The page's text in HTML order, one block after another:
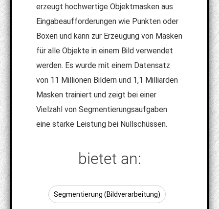
erzeugt hochwertige Objektmasken aus
Eingabeaufforderungen wie Punkten oder
Boxen und kann zur Erzeugung von Masken
für alle Objekte in einem Bild verwendet
werden. Es wurde mit einem Datensatz
von 11 Millionen Bildern und 1,1 Milliarden
Masken trainiert und zeigt bei einer
Vielzahl von Segmentierungsaufgaben
eine starke Leistung bei Nullschüssen.
bietet an:
Segmentierung (Bildverarbeitung)